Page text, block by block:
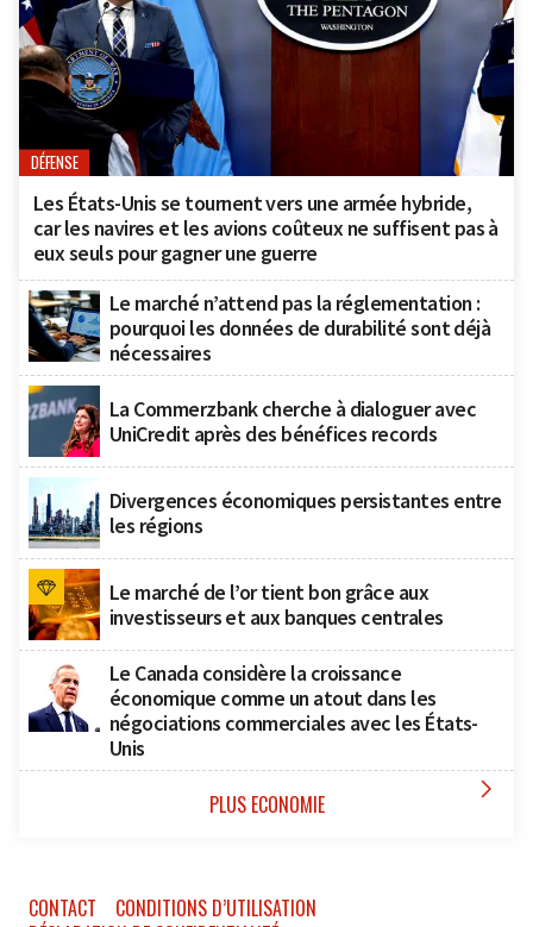
DÉFENSE
Les États-Unis se tournent vers une armée hybride,
car les navires et les avions coûteux ne suffisent pas à
eux seuls pour gagner une guerre
Le marché n’attend pas la réglementation :
pourquoi les données de durabilité sont déjà
nécessaires
La Commerzbank cherche à dialoguer avec
UniCredit après des bénéfices records
Divergences économiques persistantes entre
les régions
Le marché de l’or tient bon grâce aux
investisseurs et aux banques centrales
Le Canada considère la croissance
économique comme un atout dans les
négociations commerciales avec les États-
Unis
PLUS ECONOMIE 
CONTACT
CONDITIONS D’UTILISATION